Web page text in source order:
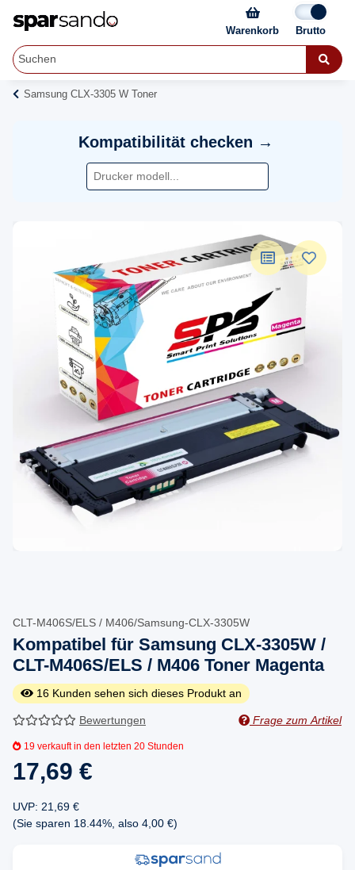
Warenkorb
Samsung CLX-3305 W Toner
Kompatibilität checken →
CLT-M406S/ELS / M406/Samsung-CLX-3305W
Kompatibel für Samsung CLX-3305W /
CLT-M406S/ELS / M406 Toner Magenta
16 Kunden sehen sich dieses Produkt an
Bewertungen Frage zum Artikel
19 verkauft in den letzten 20 Stunden
17,69 €
UVP: 21,69 €
(Sie sparen 18.44% , also 4,00 €)